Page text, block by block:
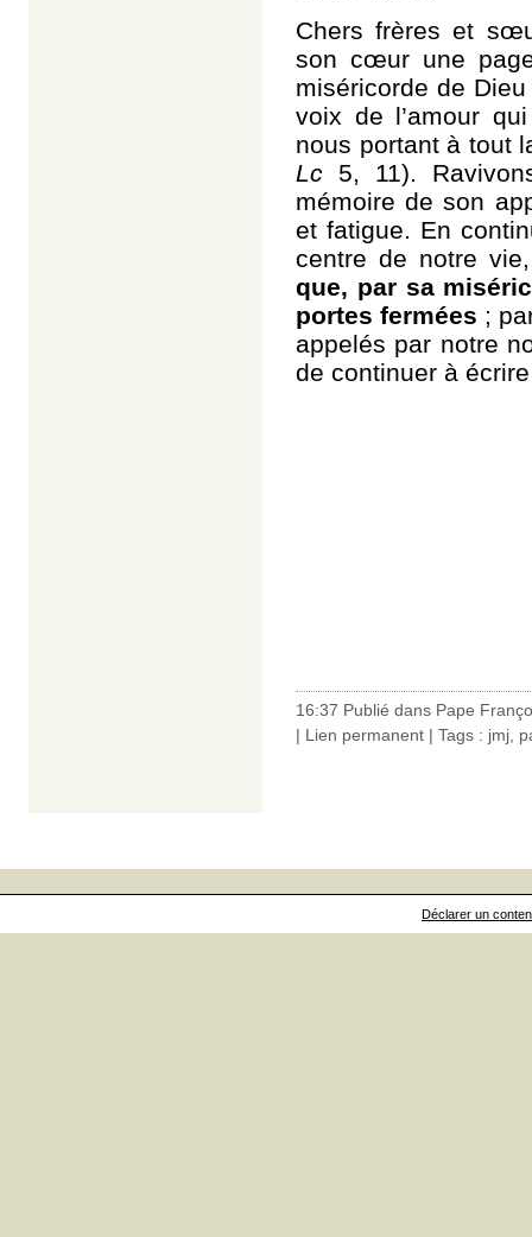
Chers frères et
son cœur une
miséricorde de
voix de l’amour
nous portant à tout
Lc 5, 11).
mémoire de son
et fatigue. En
centre de notre
que, par sa
portes fermées ;
appelés par notre
de continuer à
16:37 Publié dans Pape
| Lien permanent | Tags : jmj
Déclarer un